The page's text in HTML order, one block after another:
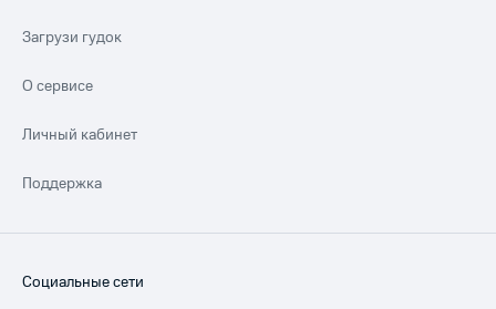
Загрузи гудок
О сервисе
Личный кабинет
Поддержка
Социальные сети